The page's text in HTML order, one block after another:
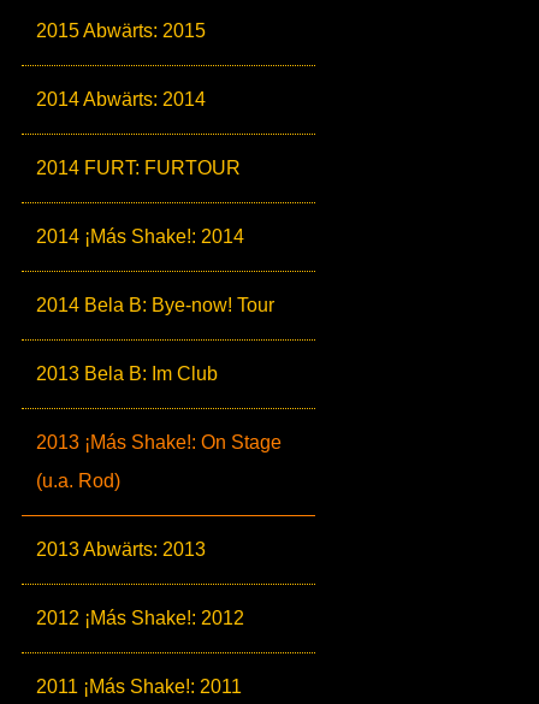
2015 Abwärts: 2015
2014 Abwärts: 2014
2014 FURT: FURTOUR
2014 ¡Más Shake!: 2014
2014 Bela B: Bye-now! Tour
2013 Bela B: Im Club
2013 ¡Más Shake!: On Stage
(u.a. Rod)
2013 Abwärts: 2013
2012 ¡Más Shake!: 2012
2011 ¡Más Shake!: 2011